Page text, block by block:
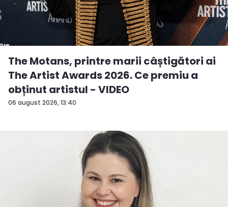
06 august 2026, 13:40
The Motans, printre marii câștigători ai
The Artist Awards 2026. Ce premiu a
obținut artistul - VIDEO